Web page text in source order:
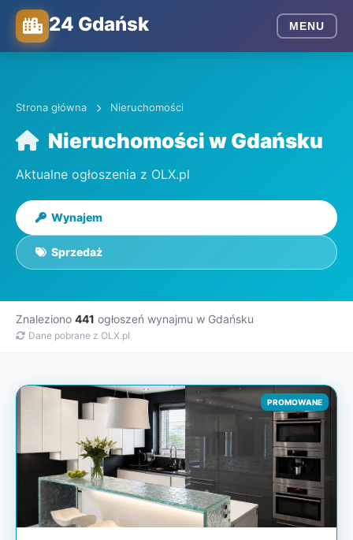
24 Gdańsk MENU
Strona główna Nieruchomości
Nieruchomości w Gdańsku
Aktualne ogłoszenia z OLX.pl
Wynajem
Sprzedaż
Znaleziono 441 ogłoszeń wynajmu w Gdańsku
Dane pobrane z OLX.pl
PROMOWANE